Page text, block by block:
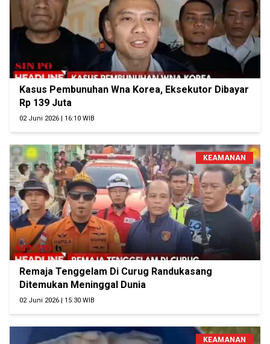
Kasus Pembunuhan Wna Korea, Eksekutor Dibayar
Rp 139 Juta
02 Juni 2026 | 16:10 WIB
KEAMANAN
Remaja Tenggelam Di Curug Randukasang
Ditemukan Meninggal Dunia
02 Juni 2026 | 15:30 WIB
KEAMANAN